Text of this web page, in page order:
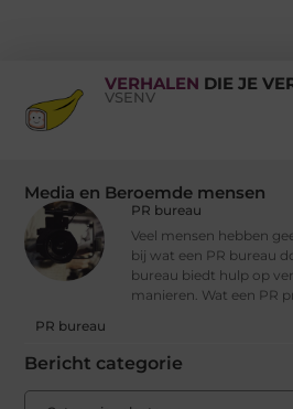
VERHALEN DIE JE
VSENV
Media en Beroemde mensen
PR bureau
Veel mensen hebben
bij wat een PR bureau
bureau biedt hulp op
manieren. Wat een PR
PR bureau
Bericht categorie